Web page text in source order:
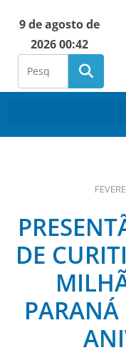
9 de agosto de
2026 00:42
DE